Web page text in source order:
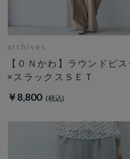
archives
【ＯＮかわ】ラウンドビス
×スラックスＳＥＴ
￥8,800